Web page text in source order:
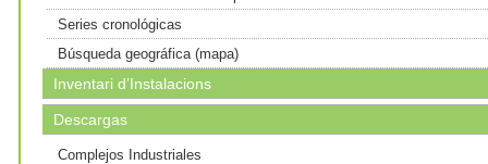
Series cronológicas
Búsqueda geográfica (mapa)
Inventari d’Instalacions
Descargas
Complejos Industriales